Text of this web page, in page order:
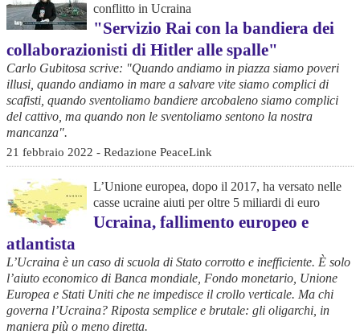
conflitto in Ucraina
"Servizio Rai con la bandiera dei
collaborazionisti di Hitler alle spalle"
Carlo Gubitosa scrive: "Quando andiamo in piazza siamo poveri
illusi, quando andiamo in mare a salvare vite siamo complici di
scafisti, quando sventoliamo bandiere arcobaleno siamo complici
del cattivo, ma quando non le sventoliamo sentono la nostra
mancanza".
21 febbraio 2022 - Redazione PeaceLink
L’Unione europea, dopo il 2017, ha versato nelle
casse ucraine aiuti per oltre 5 miliardi di euro
Ucraina, fallimento europeo e
atlantista
L’Ucraina è un caso di scuola di Stato corrotto e inefficiente. È solo
l’aiuto economico di Banca mondiale, Fondo monetario, Unione
Europea e Stati Uniti che ne impedisce il crollo verticale. Ma chi
governa l’Ucraina? Riposta semplice e brutale: gli oligarchi, in
maniera più o meno diretta.